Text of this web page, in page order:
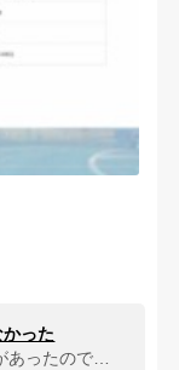
った